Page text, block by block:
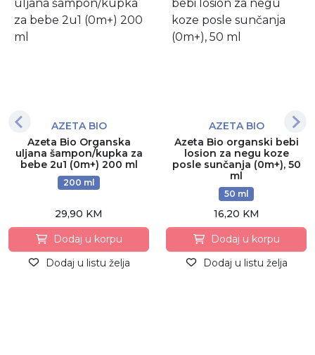
AZETA BIO
Azeta Bio Organska
uljana šampon/kupka za
bebe 2u1 (0m+) 200 ml
200 ml
29,90 KM
Dodaj u korpu
Dodaj u listu želja
AZETA BIO
Azeta Bio organski bebi
losion za negu koze
posle sunčanja (0m+), 50
ml
50 ml
16,20 KM
Dodaj u korpu
Dodaj u listu želja